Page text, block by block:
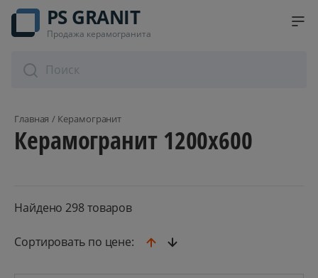
PS GRANIT
Продажа керамогранита
Главная Керамогранит
Керамогранит 1200x600
Найдено 298 товаров
Сортировать по цене: